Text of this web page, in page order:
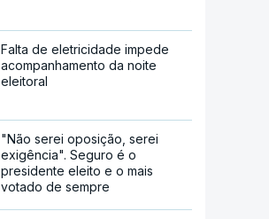
Falta de eletricidade impede
acompanhamento da noite
eleitoral
"Não serei oposição, serei
exigência". Seguro é o
presidente eleito e o mais
votado de sempre